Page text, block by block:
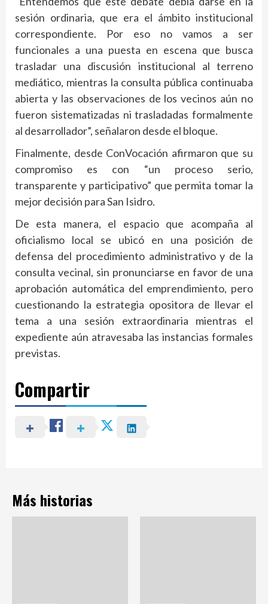
sesión ordinaria, que era el ámbito institucional
correspondiente. Por eso no vamos a ser
funcionales a una puesta en escena que busca
trasladar una discusión institucional al terreno
mediático, mientras la consulta pública continuaba
abierta y las observaciones de los vecinos aún no
fueron sistematizadas ni trasladadas formalmente
al desarrollador”, señalaron desde el bloque.
Finalmente, desde ConVocación afirmaron que su
compromiso es con “un proceso serio,
transparente y participativo” que permita tomar la
mejor decisión para San Isidro.
De esta manera, el espacio que acompaña al
oficialismo local se ubicó en una posición de
defensa del procedimiento administrativo y de la
consulta vecinal, sin pronunciarse en favor de una
aprobación automática del emprendimiento, pero
cuestionando la estrategia opositora de llevar el
tema a una sesión extraordinaria mientras el
expediente aún atravesaba las instancias formales
previstas.
Compartir
Más historias